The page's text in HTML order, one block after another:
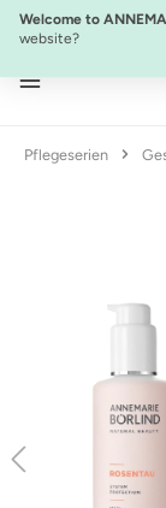
Zum Hauptinhalt
Welcome to
website?
10%
Pflegeserien